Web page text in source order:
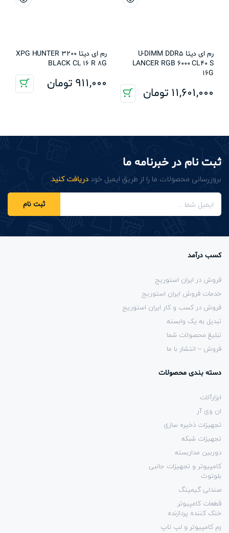
رم ای دیتا U-DIMM DDR5
LANCER RGB 6000 CL40 S
16G
11,601,000 تومان
رم ای دیتا XPG HUNTER 3200
BLACK CL 16 R 8G
911,000 تومان
ثبت نام در خبرنامه ما
بروزرسانی محصولات ما را از طریق ایمیل خود دریافت کنید.
ثبت نام
کسب درآمد
فروش در ایران استوریج
خدمات فروش ایران استوریج
فروش در کسب و کار ایران استوریج
تبدیل به یک وابسته
تبلیغ محصولات شما
فروش – انتشار با ما
دسته بندی محصولات
ابزارآلات
ان وی آر
تجهیزات ذخیره سازی
تجهیزات شبکه
دوربین مداربسته
کامپیوتر و تجهیزات جانبی
بلوتوث
صندلی گیمینگ
قطعات کامپیوتر
خنک کننده پردازنده
رم کامپیوتر و لپ تاپ